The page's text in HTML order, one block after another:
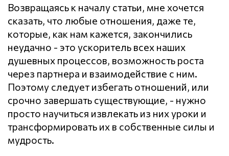
Возвращаясь к началу статьи, мне хочется
сказать, что любые отношения, даже те,
которые, как нам кажется, закончились
неудачно - это ускоритель всех наших
душевных процессов, возможность роста
через партнера и взаимодействие с ним.
Поэтому следует избегать отношений, или
срочно завершать существующие, - нужно
просто научиться извлекать из них уроки и
трансформировать их в собственные силы и
мудрость.